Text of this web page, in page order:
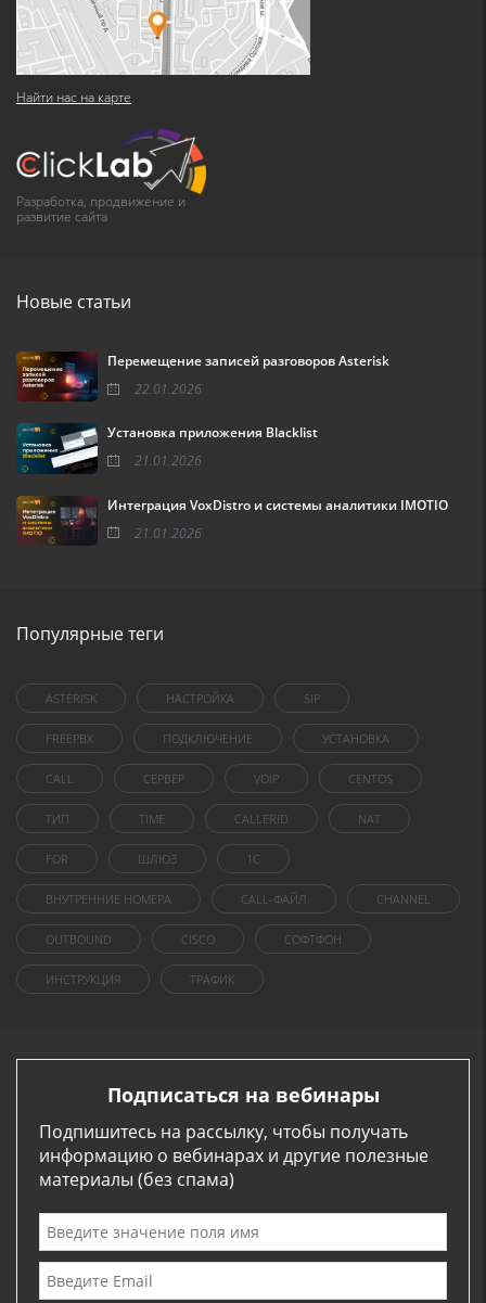
Найти нас на карте
Разработка, продвижение и
развитие сайта
Новые статьи
Перемещение записей разговоров Asterisk
22.01.2026
Установка приложения Blacklist
21.01.2026
Интеграция VoxDistro и системы аналитики IMOTIO
21.01.2026
Популярные теги
ASTERISK НАСТРОЙКА SIP
FREEPBX ПОДКЛЮЧЕНИЕ УСТАНОВКА
CALL СЕРВЕР VOIP CENTOS
ТИП TIME CALLERID NAT
FOR ШЛЮЗ 1C
ВНУТРЕННИЕ НОМЕРА CALL-ФАЙЛ CHANNEL
OUTBOUND CISCO СОФТФОН
ИНСТРУКЦИЯ ТРАФИК
Подписаться на вебинары
Подпишитесь на рассылку, чтобы получать
информацию о вебинарах и другие полезные
материалы (без спама)